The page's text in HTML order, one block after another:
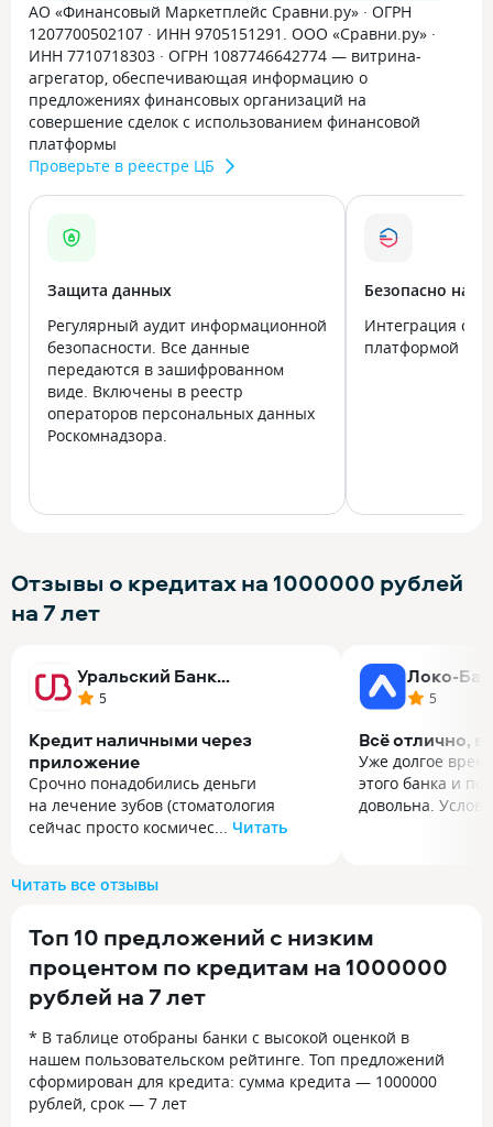
АО «Финансовый Маркетплейс Сравни.ру» · ОГРН
1207700502107 · ИНН 9705151291. ООО «Сравни.ру» ·
ИНН 7710718303 · ОГРН 1087746642774 — витрина-
агрегатор, обеспечивающая информацию о
предложениях финансовых организаций на
совершение сделок с использованием финансовой
платформы
Проверьте в реестре ЦБ
Защита данных
Регулярный аудит информационной
безопасности. Все данные
передаются в зашифрованном
виде. Включены в реестр
операторов персональных данных
Роскомнадзора.
Безопасно на
Интеграция с
платформой
Отзывы о кредитах на 1000000 рублей
на 7 лет
Уральский Банк
реконструкции и развития
5
Кредит наличными через
приложение
Срочно понадобились деньги
на лечение зубов (стоматология
сейчас просто космичес... Читать
сейчас просто космическая
наличными через приложение УБРиР,
так как уже есть их карта. Одобрение
пришло минут через 15, деньги упали
на счет сразу после клика. Никаких
среднерыночная, не скажу что
копейки, но честная. Единственное,
надо внимательно смотреть галочки
при оформлении, чтобы
Локо-
5
Всё отлично,
Уже долгое
этого банка и
довольна.
кредит на
обратилась
очень вежливо и
и платежи
одобрили, с
быстро
Читать все отзывы
Топ 10 предложений с низким
процентом по кредитам на 1000000
рублей на 7 лет
* В таблице отобраны банки с высокой оценкой в
нашем пользовательском рейтинге. Топ предложений
сформирован для кредита: сумма кредита — 1000000
рублей, срок — 7 лет